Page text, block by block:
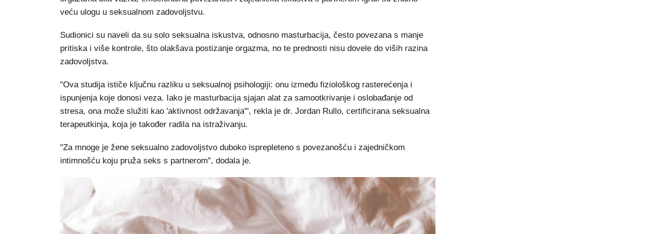
veću ulogu u seksualnom zadovoljstvu.
Sudionici su naveli da su solo seksualna iskustva, odnosno masturbacija, često povezana s manje
pritiska i više kontrole, što olakšava postizanje orgazma, no te prednosti nisu dovele do viših razina
zadovoljstva.
"Ova studija ističe ključnu razliku u seksualnoj psihologiji: onu između fiziološkog rasterećenja i
ispunjenja koje donosi veza. Iako je masturbacija sjajan alat za samootkrivanje i oslobađanje od
stresa, ona može služiti kao 'aktivnost održavanja'", rekla je dr. Jordan Rullo, certificirana seksualna
terapeutkinja, koja je također radila na istraživanju.
"Za mnoge je žene seksualno zadovoljstvo duboko isprepleteno s povezanošću i zajedničkom
intimnošću koju pruža seks s partnerom", dodala je.